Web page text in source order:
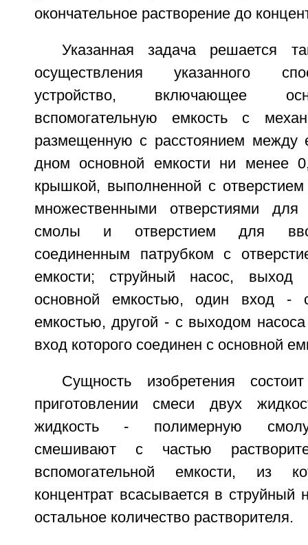
окончательное растворение до
Указанная задача решается
осуществления указанного
устройство, включающее
вспомогательную емкость с
размещенную с расстоянием между
дном основной емкости ни менее
крышкой, выполненной с
множественными отверстиями
смолы и отверстием для
соединенным патрубком с
емкости; струйный насос, выход
основной емкостью, один вход -
емкостью, другой - с выходом
вход которого соединен с основной
Сущность изобретения
приготовлении смеси двух
жидкость - полимерную смолу,
смешивают с частью
вспомогательной емкости, из
концентрат всасывается в струйный
остальное количество растворителя.